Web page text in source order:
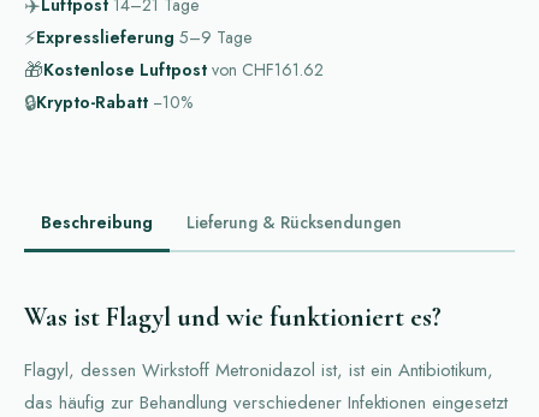
Luftpost 14–21 Tage
⚡Expresslieferung 5–9 Tage
🎁Kostenlose Luftpost von CHF161.62
🔒Krypto-Rabatt −10%
Beschreibung Lieferung & Rücksendungen
Was ist Flagyl und wie funktioniert es?
Flagyl, dessen Wirkstoff Metronidazol ist, ist ein Antibiotikum,
das häufig zur Behandlung verschiedener Infektionen eingesetzt